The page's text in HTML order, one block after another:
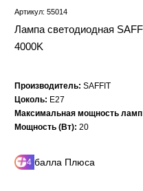
Артикул: 55014
Лампа светодиодная
4000K
Производитель: SAFFIT
Цоколь: E27
Максимальная мощность ламп
Мощность (Вт): 20
4 балла Плюса